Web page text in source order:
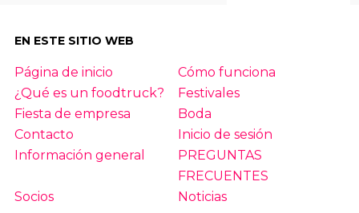
EN ESTE SITIO WEB
Página de inicio
Cómo funciona
¿Qué es un foodtruck?
Festivales
Fiesta de empresa
Boda
Contacto
Inicio de sesión
Información general
PREGUNTAS
FRECUENTES
Socios
Noticias